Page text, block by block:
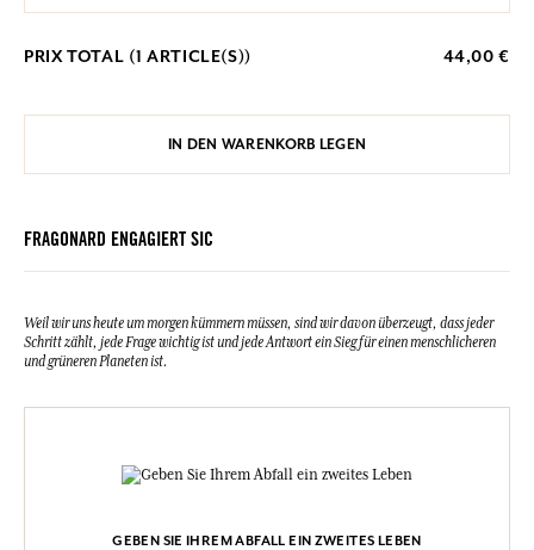
PRIX TOTAL (1 ARTICLE(S)) 44,00 €
IN DEN WARENKORB LEGEN
FRAGONARD ENGAGIERT SIC
Weil wir uns heute um morgen kümmern müssen, sind wir davon überzeugt, dass jeder
Schritt zählt, jede Frage wichtig ist und jede Antwort ein Sieg für einen menschlicheren
und grüneren Planeten ist.
GEBEN SIE IHREM ABFALL EIN ZWEITES LEBEN